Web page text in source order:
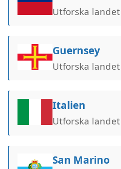
Utforska landet
Guernsey
Utforska landet
Italien
Utforska landet
San Marino